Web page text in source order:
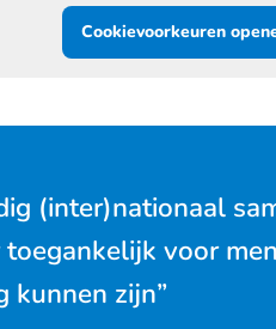
Cookievoorkeuren
(inter)nationaal
voor
kunnen zijn”